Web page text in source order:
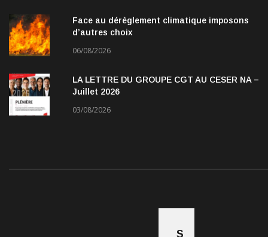
Face au dérèglement climatique imposons
d’autres choix
06/08/2026
LA LETTRE DU GROUPE CGT AU CESER NA –
Juillet 2026
03/08/2026
S